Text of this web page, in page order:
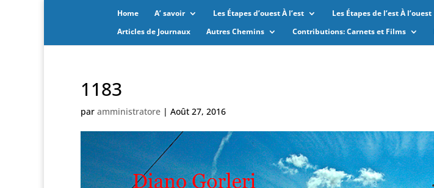
Home A’ savoir Les Étapes d’ouest À l’est Les Étapes de l’est À l’ouest
Articles de Journaux
Autres Chemins Contributions: Carnets et Films
1183
par amministratore | Août 27, 2016